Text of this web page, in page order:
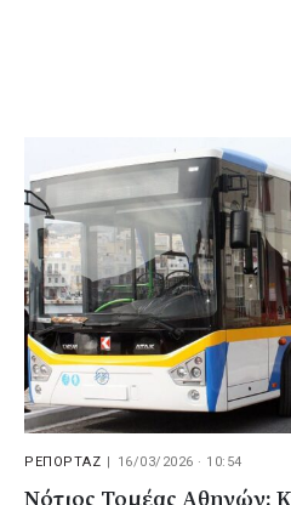
ΡΕΠΟΡΤΑΖ 16/03/2026 · 10:54